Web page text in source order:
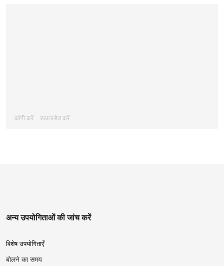
कॉपी करें डाउनलोड करें
अन्य उपयोगिताओं की जांच करें
विशेष उपयोगिताएँ
बोलने का समय